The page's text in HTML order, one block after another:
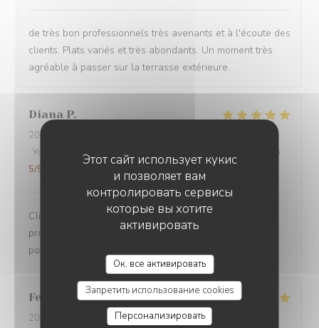
Этот сайт использует кукис
и позволяет вам
контролировать сервисы
которые вы хотите
активировать
Ок, все активировать
Запретить использование cookies
Персонализировать
de très bon professionnels très avenants et à l'écoute des
clients. Plats variés et très abondants. Un moment très
agréable à passer sur la terrasse extérieure.
Diana P
2026-07-06
Услуги
Атмосфера Цена / качество :
5/5
Clients depuis plusieurs années. Qualité,
professionnalisme, prix compétitifs. Gentillesse. Enfin tt
pour rester clients. N hésitez pas surtout
Federico F
2026-07-05
- 21:30 - гости 2
LE CHALET DE NEUILLY